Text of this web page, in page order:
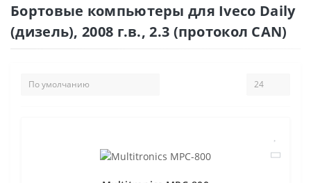
Бортовые компьютеры для Iveco Daily
(дизель), 2008 г.в., 2.3 (протокол CAN)